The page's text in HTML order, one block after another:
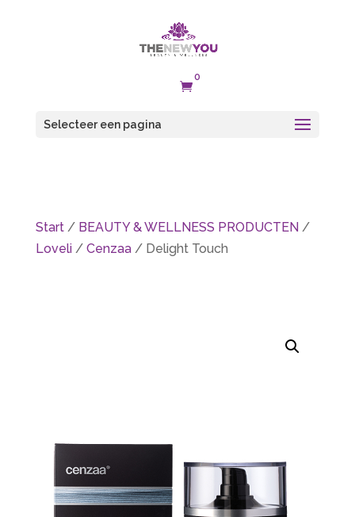

0
Selecteer een pagina
Start/ BEAUTY & WELLNESS PRODUCTEN/
Loveli/ Cenzaa/ Delight Touch